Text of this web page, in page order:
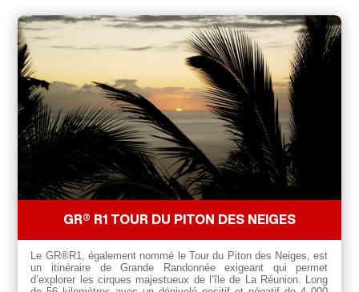
GR® R1 TOUR DU PITON DES NEIGES
Le GR®R1, également nommé le Tour du Piton des Neiges, est
un itinéraire de Grande Randonnée exigeant qui permet
d’explorer les cirques majestueux de l’île de La Réunion. Long